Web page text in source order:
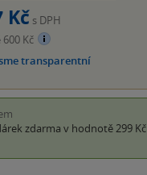
Kč s DPH
600 Kč
transparentní
zdarma v hodnotě 299 Kč